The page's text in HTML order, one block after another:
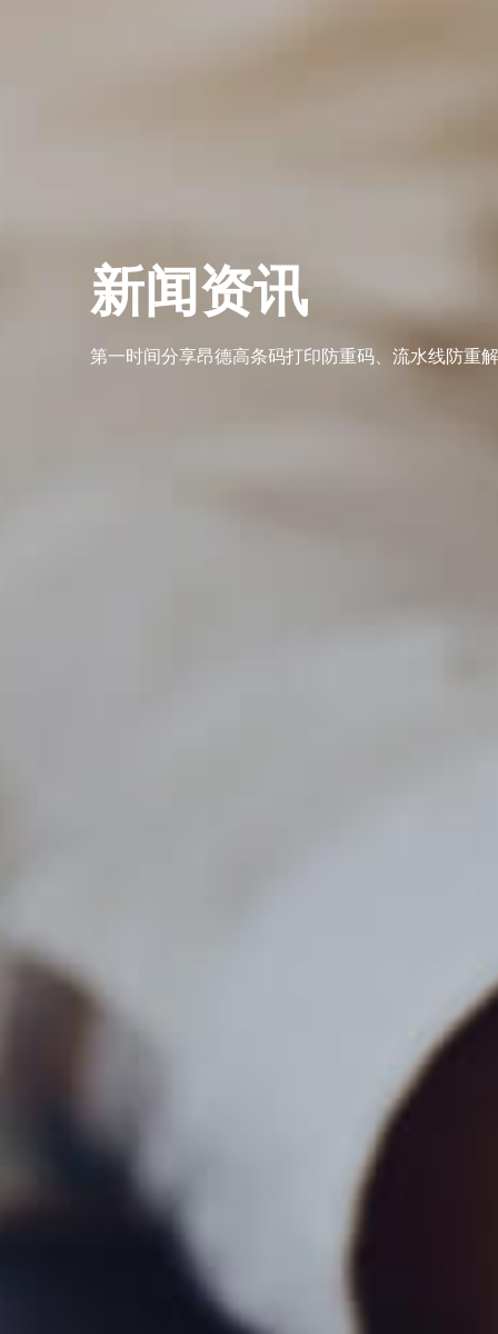
新闻资讯
第一时间分享昂德高条码打印防重码、流水线防重